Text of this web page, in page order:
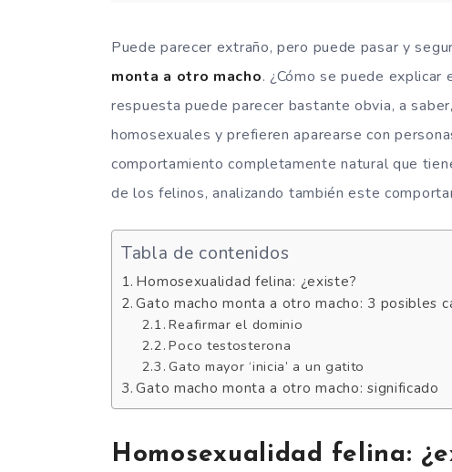
Puede parecer extraño, pero puede pasar y
monta a otro macho. ¿Cómo se puede
respuesta puede parecer bastante obvia, a
homosexuales y prefieren aparearse con
comportamiento completamente natural que
de los felinos, analizando también este
Tabla de contenidos
Homosexualidad felina: ¿existe?
Gato macho monta a otro macho: 3 posibles
Reafirmar el dominio
Poco testosterona
Gato mayor ‘inicia’ a un gatito
Gato macho monta a otro macho: significado
Homosexualidad felina: